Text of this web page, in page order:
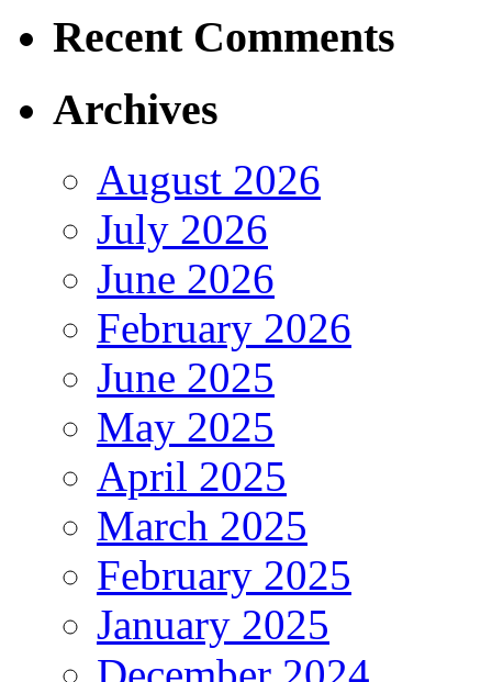
Recent Comments
Archives
August 2026
July 2026
June 2026
February 2026
June 2025
May 2025
April 2025
March 2025
February 2025
January 2025